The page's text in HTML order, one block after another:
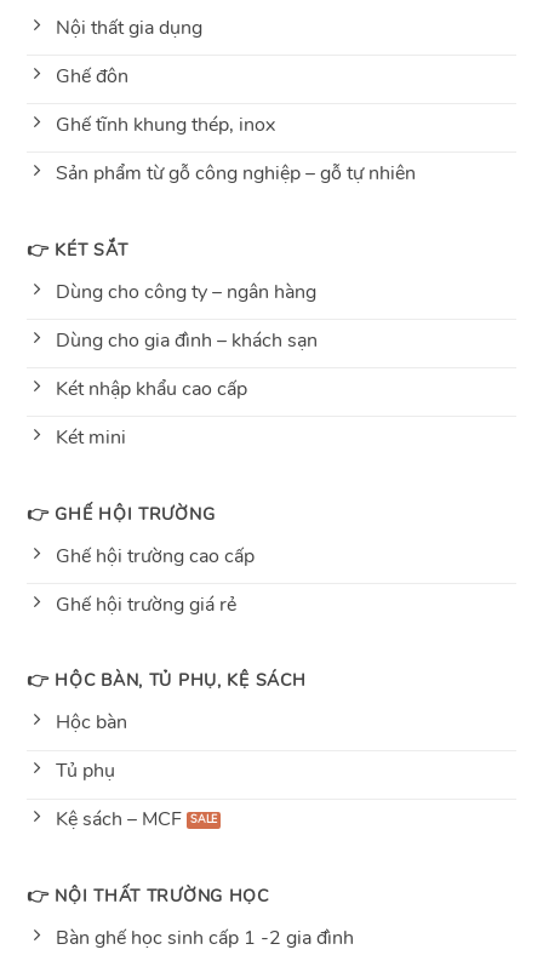
Nội thất gia dụng
Ghế đôn
Ghế tĩnh khung thép, inox
Sản phẩm từ gỗ công nghiệp – gỗ tự nhiên
👉 KÉT SẮT
Dùng cho công ty – ngân hàng
Dùng cho gia đình – khách sạn
Két nhập khẩu cao cấp
Két mini
👉 GHẾ HỘI TRƯỜNG
Ghế hội trường cao cấp
Ghế hội trường giá rẻ
👉 HỘC BÀN, TỦ PHỤ, KỆ SÁCH
Hộc bàn
Tủ phụ
Kệ sách – MCF
👉 NỘI THẤT TRƯỜNG HỌC
Bàn ghế học sinh cấp 1 -2 gia đình